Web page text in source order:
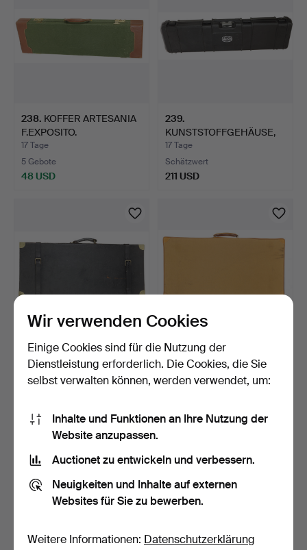
238. KOFFER ARTESANIA
F.EXPOSITO.
17 Tage
5 Gebote
48 USD
239.
KUNSTSTOFFGEHÄUSE,
MAUSER.
17 Tage
Schätzwert
211 USD
240.KOFFER HOLLAND &
HOLLAND FÜR ZWEI
WAFFEN.
17 Tage
241.KOFFERT
WINCHESTER MIT 4
LAUFFÄCHERN.
17 Tage
Wir verwenden Cookies
Einige Cookies sind für die Nutzung der
Dienstleistung erforderlich. Die Cookies, die Sie
selbst verwalten können, werden verwendet, um:
Inhalte und Funktionen an Ihre Nutzung der
Website anzupassen.
Auctionet zu entwickeln und verbessern.
Neuigkeiten und Inhalte auf externen
Websites für Sie zu bewerben.
Weitere Informationen: Datenschutzerklärung